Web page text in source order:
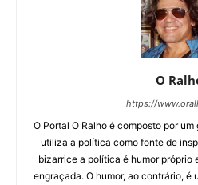
O
https://
O Portal O Ralho é composto por
utiliza a política como fonte de
bizarrice a política é humor próprio
engraçada. O humor, ao contrário, é